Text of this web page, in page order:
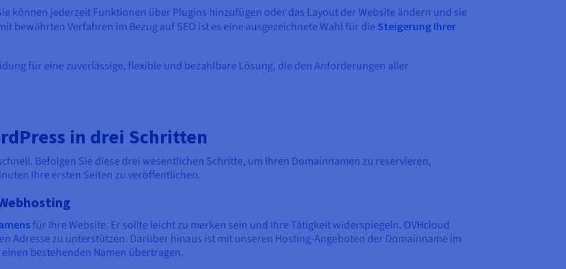
können jederzeit Funktionen über Plugins hinzufügen oder das Layout der Website ändern und sie
bewährten Verfahren im Bezug auf SEO ist es eine ausgezeichnete Wahl für die Steigerung Ihrer
für eine zuverlässige, flexible und bezahlbare Lösung, die den Anforderungen aller
in drei Schritten
Befolgen Sie diese drei wesentlichen Schritte, um Ihren Domainnamen zu reservieren,
Ihre ersten Seiten zu veröffentlichen.
für Ihre Website. Er sollte leicht zu merken sein und Ihre Tätigkeit widerspiegeln. OVHcloud
Adresse zu unterstützen. Darüber hinaus ist mit unseren Hosting-Angeboten der Domainname im
bestehenden Namen übertragen.